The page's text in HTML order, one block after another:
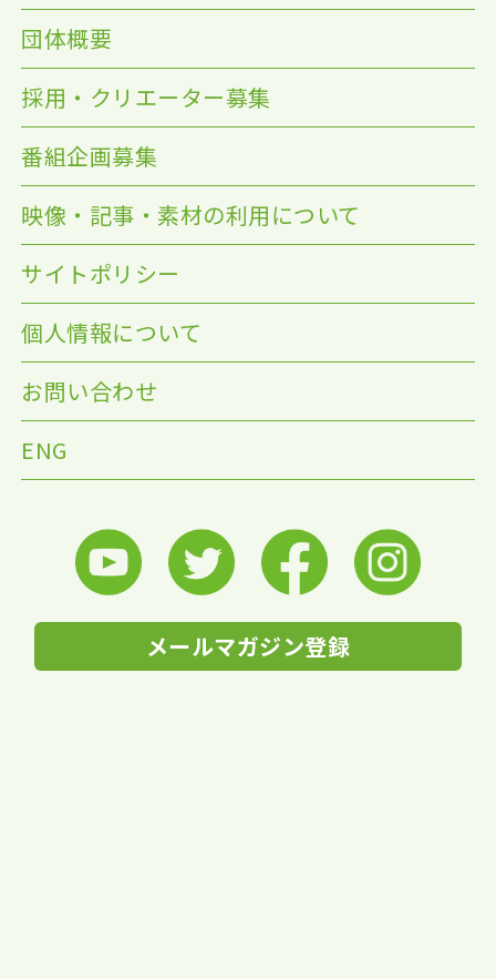
団体概要
採用・クリエーター募集
番組企画募集
映像・記事・素材の利用について
サイトポリシー
個人情報について
お問い合わせ
ENG
メールマガジン登録